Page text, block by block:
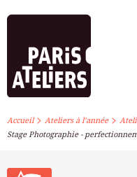
Accueil> Ateliers à l’année>
Stage Photographie -